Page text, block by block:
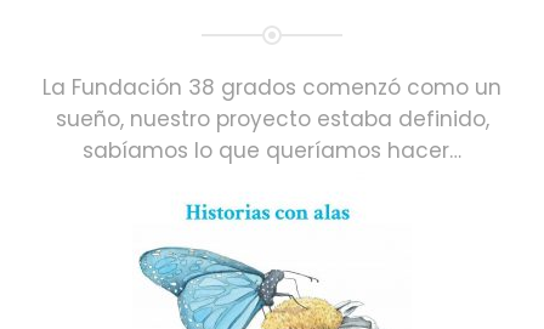
La Fundación 38 grados comenzó como un
sueño, nuestro proyecto estaba definido,
sabíamos lo que queríamos hacer…